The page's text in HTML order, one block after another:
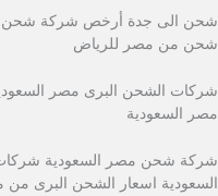
شحن الى جدة أرخص شركة شحن
شحن من مصر للرياض
شركات الشحن البرى مصر
مصر السعودية
شركة شحن مصر السعودية
السعودية اسعار الشحن البرى من